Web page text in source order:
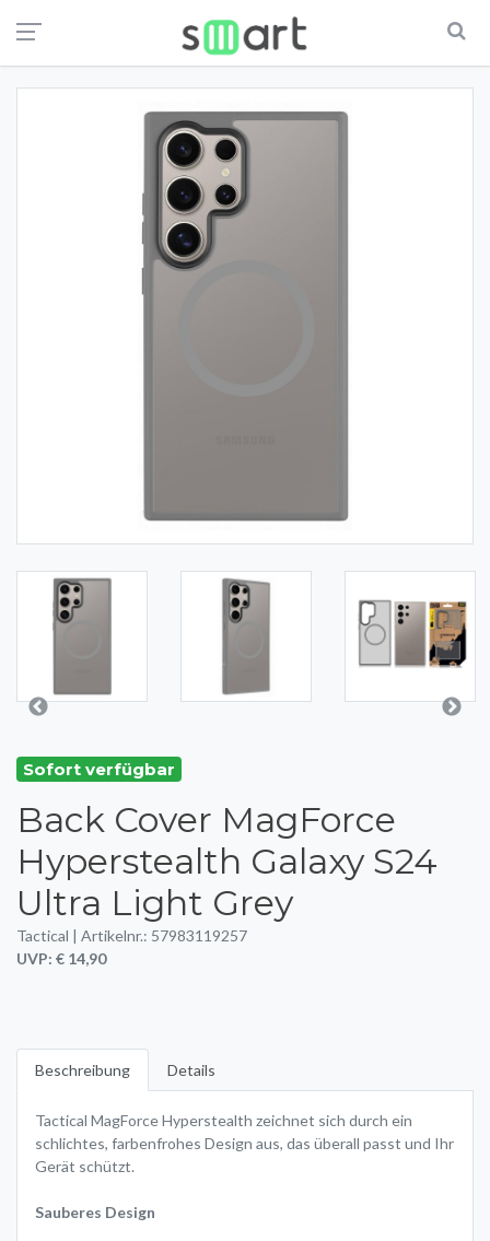
Sofort verfügbar
Back Cover MagForce
Hyperstealth Galaxy S24
Ultra Light Grey
Tactical | Artikelnr.: 57983119257
UVP: € 14,90
Beschreibung Details
Tactical MagForce Hyperstealth zeichnet sich durch ein
schlichtes, farbenfrohes Design aus, das überall passt und Ihr
Gerät schützt.
Sauberes Design